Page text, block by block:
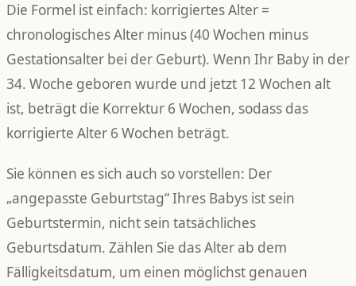
Die Formel ist einfach: korrigiertes Alter =
chronologisches Alter minus (40 Wochen minus
Gestationsalter bei der Geburt). Wenn Ihr Baby in der
34. Woche geboren wurde und jetzt 12 Wochen alt
ist, beträgt die Korrektur 6 Wochen, sodass das
korrigierte Alter 6 Wochen beträgt.
Sie können es sich auch so vorstellen: Der
„angepasste Geburtstag“ Ihres Babys ist sein
Geburtstermin, nicht sein tatsächliches
Geburtsdatum. Zählen Sie das Alter ab dem
Fälligkeitsdatum, um einen möglichst genauen